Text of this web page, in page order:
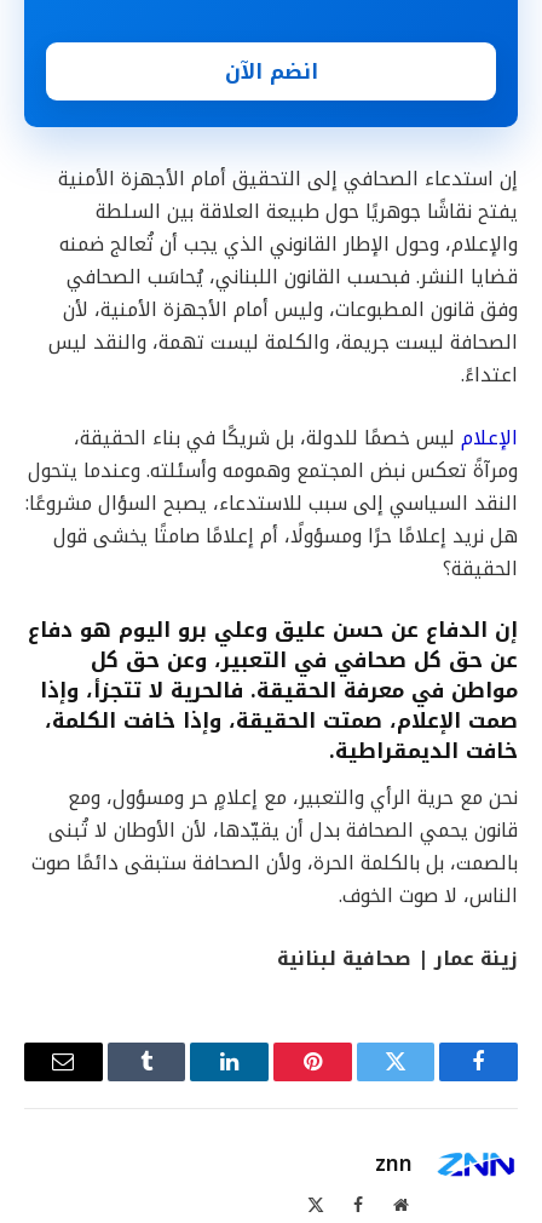
انضم الآن
إن استدعاء الصحافي إلى التحقيق أمام الأجهزة الأمنية
يفتح نقاشًا جوهريًا حول طبيعة العلاقة بين السلطة
والإعلام، وحول الإطار القانوني الذي يجب أن تُعالج ضمنه
قضايا النشر. فبحسب القانون اللبناني، يُحاسَب الصحافي
وفق قانون المطبوعات، وليس أمام الأجهزة الأمنية، لأن
الصحافة ليست جريمة، والكلمة ليست تهمة، والنقد ليس
اعتداءً.
الإعلام ليس خصمًا للدولة، بل شريكًا في بناء الحقيقة،
ومرآةً تعكس نبض المجتمع وهمومه وأسئلته. وعندما يتحول
النقد السياسي إلى سبب للاستدعاء، يصبح السؤال مشروعًا:
هل نريد إعلامًا حرًا ومسؤولًا، أم إعلامًا صامتًا يخشى قول
الحقيقة؟
إن الدفاع عن حسن عليق وعلي برو اليوم هو دفاع
عن حق كل صحافي في التعبير، وعن حق كل
مواطن في معرفة الحقيقة. فالحرية لا تتجزأ، وإذا
صمت الإعلام، صمتت الحقيقة، وإذا خافت الكلمة،
خافت الديمقراطية.
نحن مع حرية الرأي والتعبير، مع إعلامٍ حر ومسؤول، ومع
قانون يحمي الصحافة بدل أن يقيّدها، لأن الأوطان لا تُبنى
بالصمت، بل بالكلمة الحرة، ولأن الصحافة ستبقى دائمًا صوت
الناس، لا صوت الخوف.
زينة عمار | صحافية لبنانية
فيسبوك تويتر بينتيريستلينكدإن Tumblr
البريد
znn
موقع فيسبوك